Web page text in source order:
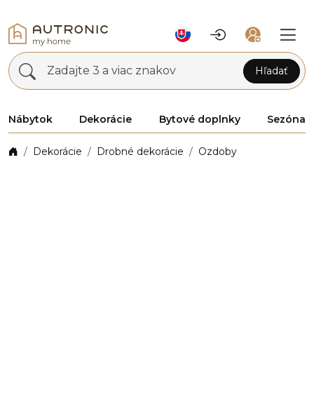
Zadajte 3 a viac znakov Hľadať
Nábytok Dekorácie Bytové doplnky Sezóna
Dekorácie Drobné dekorácie Ozdoby